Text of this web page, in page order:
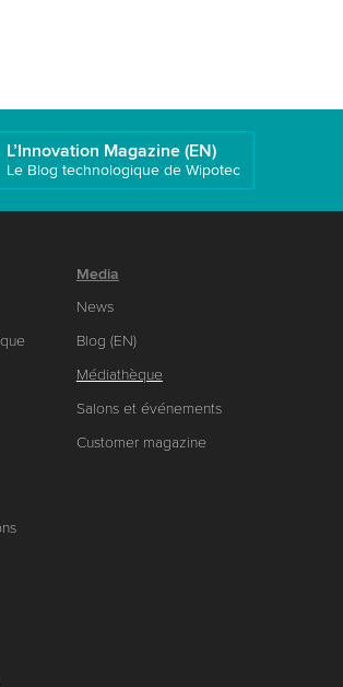
L’Innovation Magazine (EN)
Le Blog technologique de Wipotec
Media
News
Blog (EN)
Médiathèque
Salons et événements
Customer magazine